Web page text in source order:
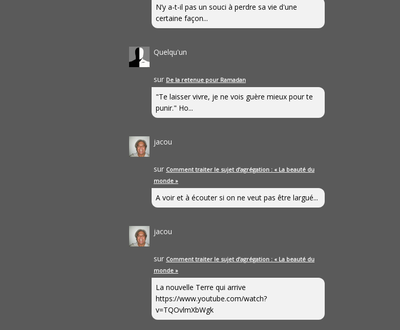
N’y a-t-il pas un souci à perdre sa vie d'une
certaine façon...
Quelqu'un
sur De la retenue pour Ramadan
"Te laisser vivre, je ne vois guère mieux pour te
punir." Ho...
jacou
sur Comment traiter le sujet d’agrégation : « La beauté du
monde »
A voir et à écouter si on ne veut pas être largué...
jacou
sur Comment traiter le sujet d’agrégation : « La beauté du
monde »
La nouvelle Terre qui arrive
https://www.youtube.com/watch?
v=TQOvlmXbWgk